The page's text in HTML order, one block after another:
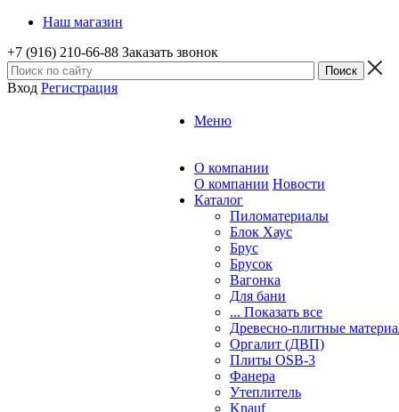
Наш магазин
+7 (916) 210-66-88 Заказать звонок
Вход Регистрация
Меню
О компании
О компании Новости
Каталог
Пиломатериалы
Блок Хаус
Брус
Брусок
Вагонка
Для бани
... Показать все
Древесно-плитные
Оргалит (ДВП)
Плиты OSB-3
Фанера
Утеплитель
Knauf